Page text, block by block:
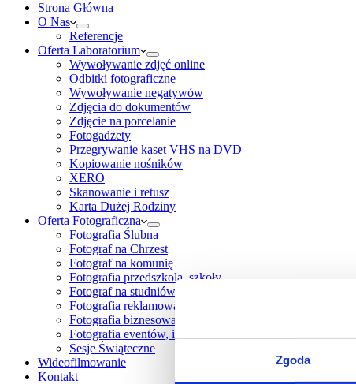
Zgoda
Strona Główna
O Nas
Referencje
Oferta Laboratorium
Wywoływanie zdjęć online
Odbitki fotograficzne
Wywoływanie negatywów
Zdjęcia do dokumentów
Zdjęcie na porcelanie
Fotogadżety
Przegrywanie kaset VHS na DVD
Kopiowanie nośników
XERO
Skanowanie i retusz
Karta Dużej Rodziny
Oferta Fotograficzna
Fotografia Ślubna
Fotograf na Chrzest
Fotograf na komunię
Fotografia przedszkola, szkoły
Fotograf na studniówkę
Fotografia reklamowa
Fotografia biznesowa
Fotografia eventów, imprez firmowych, konferencji
Sesje Świąteczne
Wideofilmowanie
Kontakt